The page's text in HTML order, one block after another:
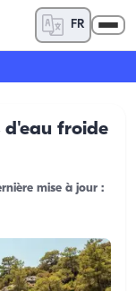
FR
d'eau froide
mise à jour :